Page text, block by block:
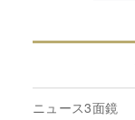
ニュース3面鏡